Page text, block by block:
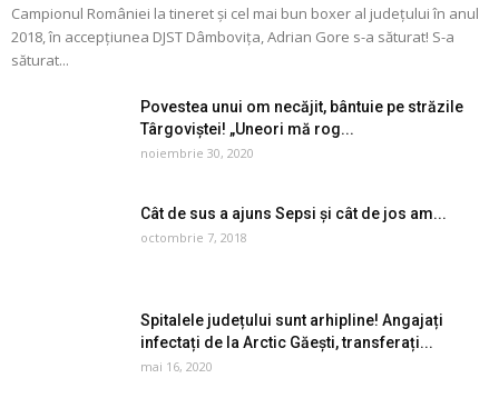
Campionul României la tineret și cel mai bun boxer al județului în anul
2018, în accepțiunea DJST Dâmbovița, Adrian Gore s-a săturat! S-a
săturat...
Povestea unui om necăjit, bântuie pe străzile
Târgoviștei! „Uneori mă rog...
noiembrie 30, 2020
Cât de sus a ajuns Sepsi și cât de jos am...
octombrie 7, 2018
Spitalele județului sunt arhipline! Angajați
infectați de la Arctic Găești, transferați...
mai 16, 2020